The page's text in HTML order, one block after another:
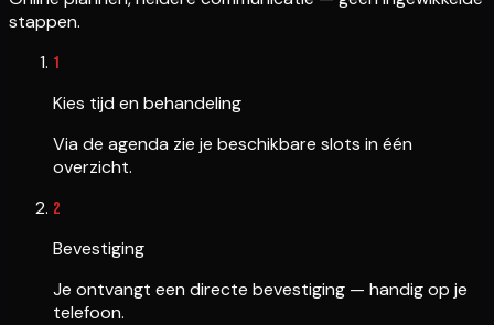
stappen.
1
Kies tijd en behandeling
Via de agenda zie je beschikbare slots in één
overzicht.
2
Bevestiging
Je ontvangt een directe bevestiging — handig op je
telefoon.